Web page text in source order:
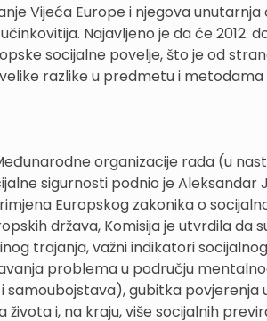
Vijeća Europe i njegova unutarnja
Najavljeno je da će 2012.
socijalne povelje, što je od
razlike u predmetu i
organizacije rada (u
sigurnosti podnio je Aleksandar
Europskog zakonika o
država, Komisija je utvrdila da
trajanja, važni indikatori
problema u području
gubitka povjerenja
i, na kraju, više socijalnih